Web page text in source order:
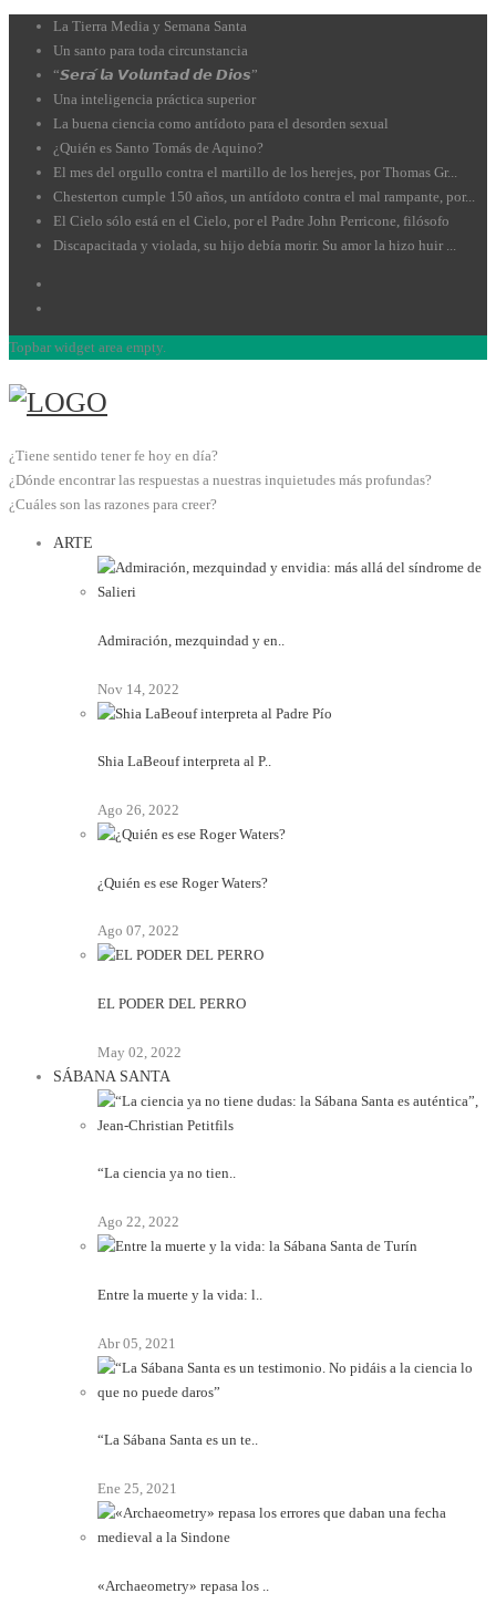
La Tierra Media y Semana Santa
Un santo para toda circunstancia
“𝙎𝙚𝙧𝙖́ 𝙡𝙖 𝙑𝙤𝙡𝙪𝙣𝙩𝙖𝙙 𝙙𝙚 𝘿𝙞𝙤𝙨”
Una inteligencia práctica superior
La buena ciencia como antídoto para el desorden sexual
¿Quién es Santo Tomás de Aquino?
El mes del orgullo contra el martillo de los herejes, por Thomas Gr...
Chesterton cumple 150 años, un antídoto contra el mal rampante, por...
El Cielo sólo está en el Cielo, por el Padre John Perricone, filósofo
Discapacitada y violada, su hijo debía morir. Su amor la hizo huir ...
Topbar widget area empty.
¿Tiene sentido tener fe hoy en día?
¿Dónde encontrar las respuestas a nuestras inquietudes más profundas?
¿Cuáles son las razones para creer?
ARTE
Admiración, mezquindad y en..
Nov 14, 2022
Shia LaBeouf interpreta al P..
Ago 26, 2022
¿Quién es ese Roger Waters?
Ago 07, 2022
EL PODER DEL PERRO
May 02, 2022
SÁBANA SANTA
“La ciencia ya no tien..
Ago 22, 2022
Entre la muerte y la vida: l..
Abr 05, 2021
“La Sábana Santa es un te..
Ene 25, 2021
«Archaeometry» repasa los ..